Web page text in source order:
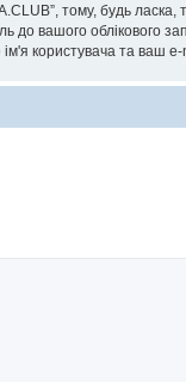
тому, будь
до вашого облікового
користувача та ваш